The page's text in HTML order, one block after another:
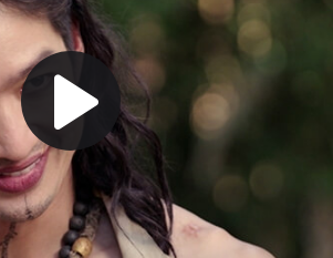
Play
Video